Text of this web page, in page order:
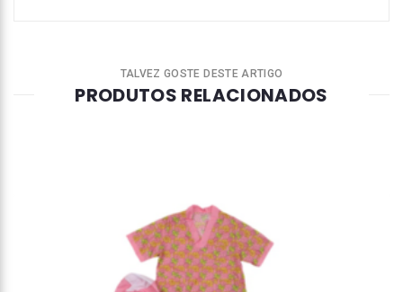
TALVEZ GOSTE DESTE ARTIGO
PRODUTOS RELACIONADOS